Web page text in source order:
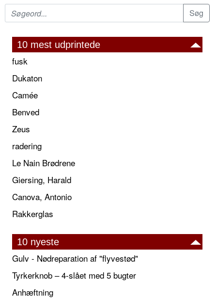
10 mest udprintede
fusk
Dukaton
Camée
Benved
Zeus
radering
Le Nain Brødrene
Giersing, Harald
Canova, Antonio
Rakkerglas
10 nyeste
Gulv - Nødreparation af "flyvestød"
Tyrkerknob – 4-slået med 5 bugter
Anhæftning